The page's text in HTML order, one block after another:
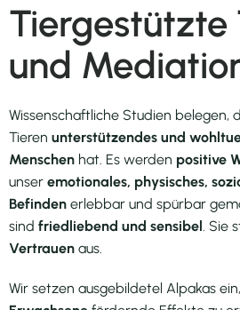
Tiergestützte
und
Wissenschaftliche Studien belegen,
Tieren unterstützendes und
Menschen hat. Es werden positive
unser emotionales, physisches,
Befinden erlebbar und spürbar
sind friedliebend und sensibel. Sie
Vertrauen aus.
Wir setzen ausgebildetel Alpakas